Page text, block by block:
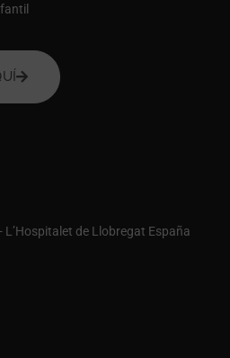
L’Hospitalet de Llobregat España